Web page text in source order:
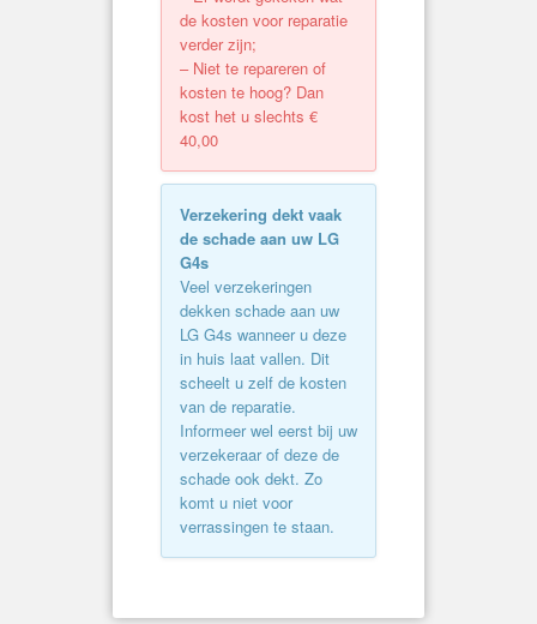
de kosten voor reparatie
verder zijn;
– Niet te repareren of
kosten te hoog? Dan
kost het u slechts €
40,00
Verzekering dekt vaak
de schade aan uw LG
G4s
Veel verzekeringen
dekken schade aan uw
LG G4s wanneer u deze
in huis laat vallen. Dit
scheelt u zelf de kosten
van de reparatie.
Informeer wel eerst bij uw
verzekeraar of deze de
schade ook dekt. Zo
komt u niet voor
verrassingen te staan.